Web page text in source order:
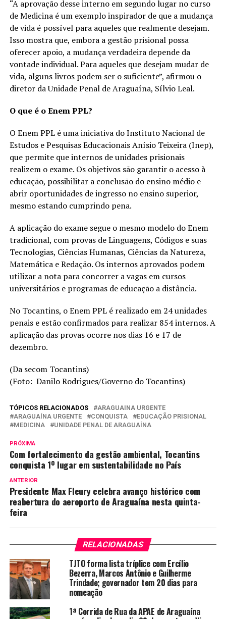
“A aprovação desse interno em segundo lugar no curso
de Medicina é um exemplo inspirador de que a mudança
de vida é possível para aqueles que realmente desejam.
Isso mostra que, embora a gestão prisional possa
oferecer apoio, a mudança verdadeira depende da
vontade individual. Para aqueles que desejam mudar de
vida, alguns livros podem ser o suficiente”, afirmou o
diretor da Unidade Penal de Araguaína, Sílvio Leal.
O que é o Enem PPL?
O Enem PPL é uma iniciativa do Instituto Nacional de
Estudos e Pesquisas Educacionais Anísio Teixeira (Inep),
que permite que internos de unidades prisionais
realizem o exame. Os objetivos são garantir o acesso à
educação, possibilitar a conclusão do ensino médio e
abrir oportunidades de ingresso no ensino superior,
mesmo estando cumprindo pena.
A aplicação do exame segue o mesmo modelo do Enem
tradicional, com provas de Linguagens, Códigos e suas
Tecnologias, Ciências Humanas, Ciências da Natureza,
Matemática e Redação. Os internos aprovados podem
utilizar a nota para concorrer a vagas em cursos
universitários e programas de educação a distância.
No Tocantins, o Enem PPL é realizado em 24 unidades
penais e estão confirmados para realizar 854 internos. A
aplicação das provas ocorre nos dias 16 e 17 de
dezembro.
(Da secom Tocantins)
(Foto: Danilo Rodrigues/Governo do Tocantins)
TÓPICOS RELACIONADOS
ARAGUAINA URGENTE
ARAGUAÍNA URGENTE
CONQUISTA
EDUCAÇÃO PRISIONAL
MEDICINA
UNIDADE PENAL DE ARAGUAÍNA
PRÓXIMA
Com fortalecimento da gestão ambiental, Tocantins
conquista 1º lugar em sustentabilidade no País
ANTERIOR
Presidente Max Fleury celebra avanço histórico com
reabertura do aeroporto de Araguaína nesta quinta-
feira
RELACIONADAS
TJTO forma lista tríplice com Ercílio
Bezerra, Marcos Antônio e Guilherme
Trindade; governador tem 20 dias para
nomeação
1ª Corrida de Rua da APAE de Araguaína